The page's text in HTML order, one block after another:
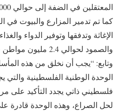
كما تم تدمير المزارع والبيوت في
الإغاثة وتدفقها وتوفير الدواء
والصمود لحوالي 2.4 مليون مواطن فلسطيني في غزة.
وتابع: “يجب أن نخلق من هذه
الوحدة الوطنية الفلسطينية
فلسطيني ذاتي يجدد التأكيد على
لحل الصراع، وهذه الوحدة